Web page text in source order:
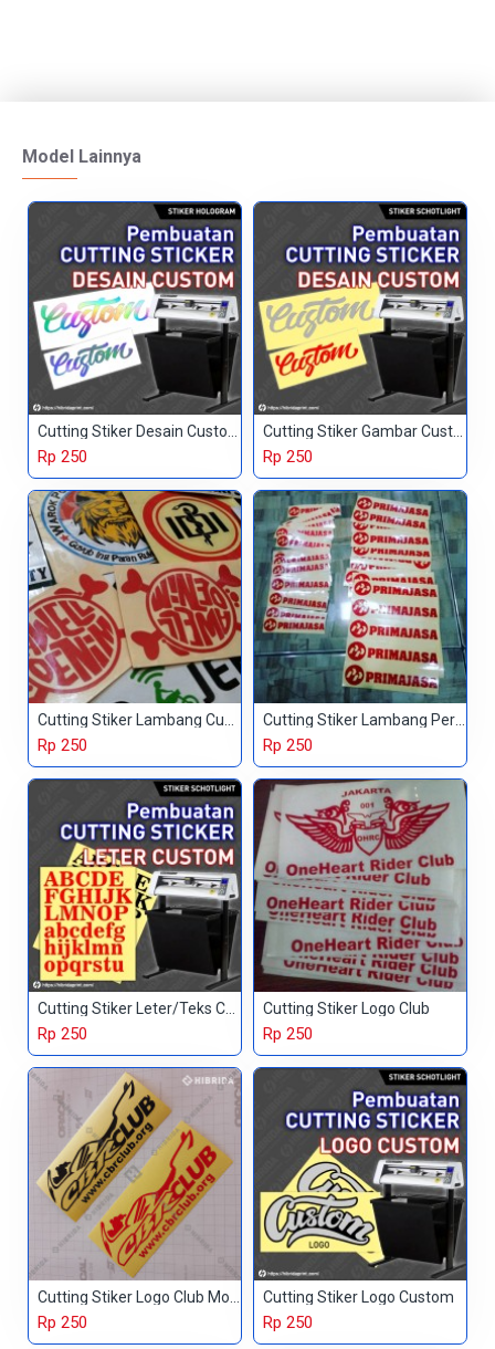
Model Lainnya
Cutting Stiker Desain Custom
Rp 250
Cutting Stiker Gambar Custom
Rp 250
Cutting Stiker Lambang Custom
Rp 250
Cutting Stiker Lambang Perusahaan
Rp 250
Cutting Stiker Leter/Teks Custom
Rp 250
Cutting Stiker Logo Club
Rp 250
Cutting Stiker Logo Club Motor
Rp 250
Cutting Stiker Logo Custom
Rp 250